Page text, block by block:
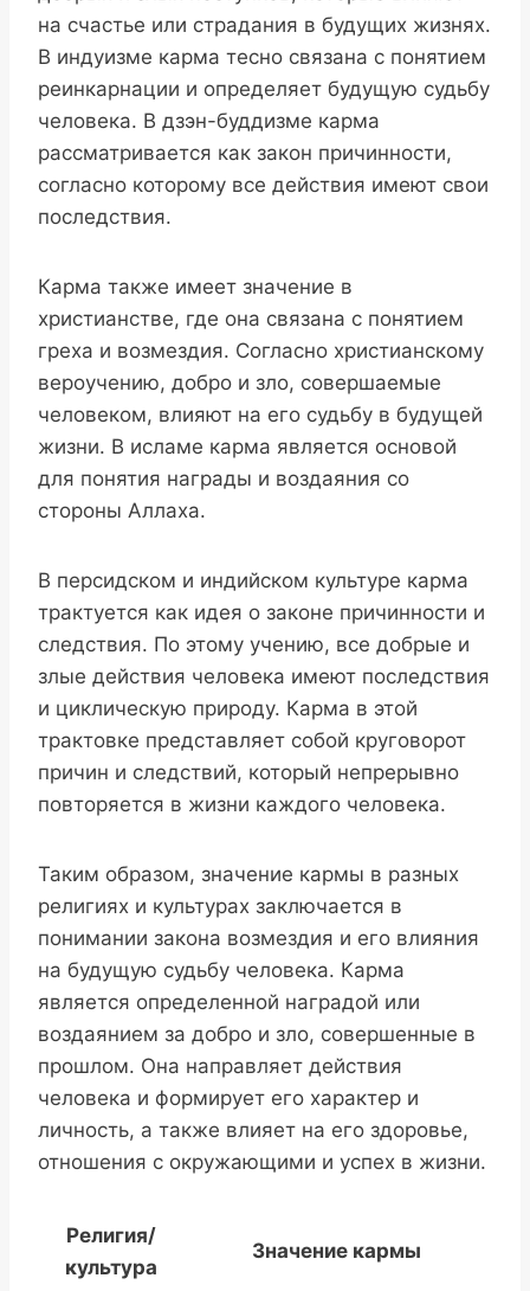
на счастье или страдания в будущих жизнях.
В индуизме карма тесно связана с понятием
реинкарнации и определяет будущую судьбу
человека. В дзэн-буддизме карма
рассматривается как закон причинности,
согласно которому все действия имеют свои
последствия.
Карма также имеет значение в
христианстве, где она связана с понятием
греха и возмездия. Согласно христианскому
вероучению, добро и зло, совершаемые
человеком, влияют на его судьбу в будущей
жизни. В исламе карма является основой
для понятия награды и воздаяния со
стороны Аллаха.
В персидском и индийском культуре карма
трактуется как идея о законе причинности и
следствия. По этому учению, все добрые и
злые действия человека имеют последствия
и циклическую природу. Карма в этой
трактовке представляет собой круговорот
причин и следствий, который непрерывно
повторяется в жизни каждого человека.
Таким образом, значение кармы в разных
религиях и культурах заключается в
понимании закона возмездия и его влияния
на будущую судьбу человека. Карма
является определенной наградой или
воздаянием за добро и зло, совершенные в
прошлом. Она направляет действия
человека и формирует его характер и
личность, а также влияет на его здоровье,
отношения с окружающими и успех в жизни.
Религия/
культура
Значение кармы